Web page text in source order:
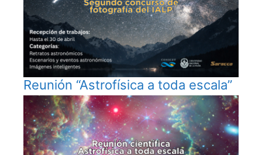
Reunión “Astrofísica a toda escala”